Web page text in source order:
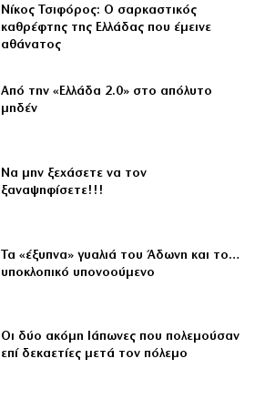
Νίκος Τσιφόρος: Ο σαρκαστικός
καθρέφτης της Ελλάδας που έμεινε
αθάνατος
Από την «Ελλάδα 2.0» στο απόλυτο
μηδέν
Να μην ξεχάσετε να τον
ξαναψηφίσετε!!!
Τα «έξυπνα» γυαλιά του Άδωνη και το…
υποκλοπικό υπονοούμενο
Οι δύο ακόμη Ιάπωνες που πολεμούσαν
επί δεκαετίες μετά τον πόλεμο